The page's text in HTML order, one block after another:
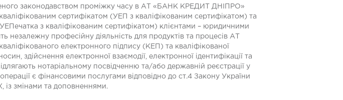
законодавством проміжку часу в АТ «БАНК КРЕДИТ ДНІПРО»
сертифікатом (УЕП з кваліфікованим сертифікатом) та
з кваліфікованим сертифікатом) клієнтами – юридичними
професійну діяльність для продуктів та процесів АТ
електронного підпису (КЕП) та кваліфікованої
здійснення електронної взаємодії, електронної ідентифікації та
нотаріальному посвідченню та/або державній реєстрації у
є фінансовими послугами відповідно до ст.4 Закону України
із змінами та доповненнями.